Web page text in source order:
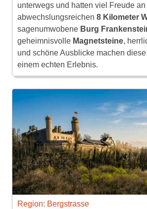
unterwegs und hatten viel Freude an
abwechslungsreichen 8 Kilometer
sagenumwobene Burg
geheimnisvolle Magnetsteine,
und schöne Ausblicke machen
einem echten Erlebnis.
Region: Bergstrasse